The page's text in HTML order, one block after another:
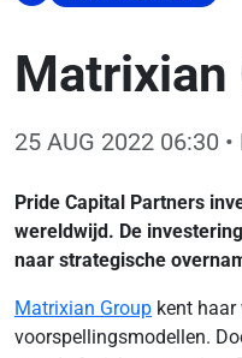
Matrixian
25 AUG 2022 06:30
Pride Capital Partners
wereldwijd. De
naar strategische
Matrixian Group kent haar
voorspellingsmodellen.